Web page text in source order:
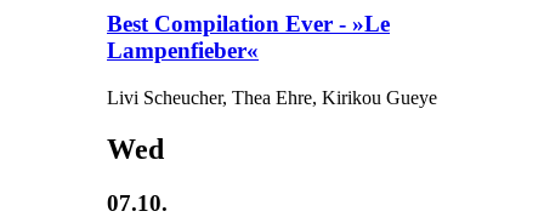
Best Compilation Ever - »Le
Lampenfieber«
Livi Scheucher, Thea Ehre, Kirikou Gueye
Wed
07.10.